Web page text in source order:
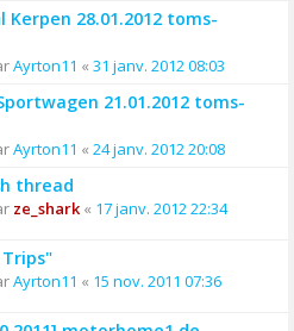
28.01.2012 toms-
Ayrton11 « 31 janv. 2012 08:03
21.01.2012 toms-
Ayrton11 « 24 janv. 2012 20:08
thread
ze_shark« 17 janv. 2012 22:34
Ayrton11 « 15 nov. 2011 07:36